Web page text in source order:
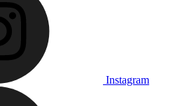
Instagram